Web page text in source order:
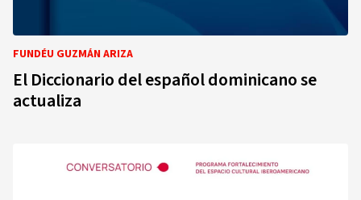
FUNDÉU GUZMÁN ARIZA
El Diccionario del español dominicano se
actualiza